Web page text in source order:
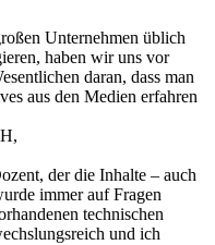
Unternehmen üblich
haben wir uns vor
daran, dass man
aus den Medien erfahren
der die Inhalte – auch
immer auf Fragen
technischen
und ich